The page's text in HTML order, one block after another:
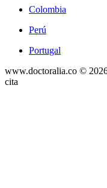
Colombia
Perú
Portugal
www.doctoralia.co ©
cita